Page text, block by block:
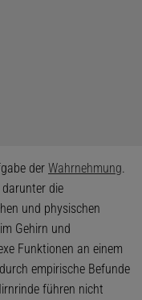
der Wahrnehmung.
die
und physischen
Gehirn und
Funktionen an einem
empirische Befunde
führen nicht